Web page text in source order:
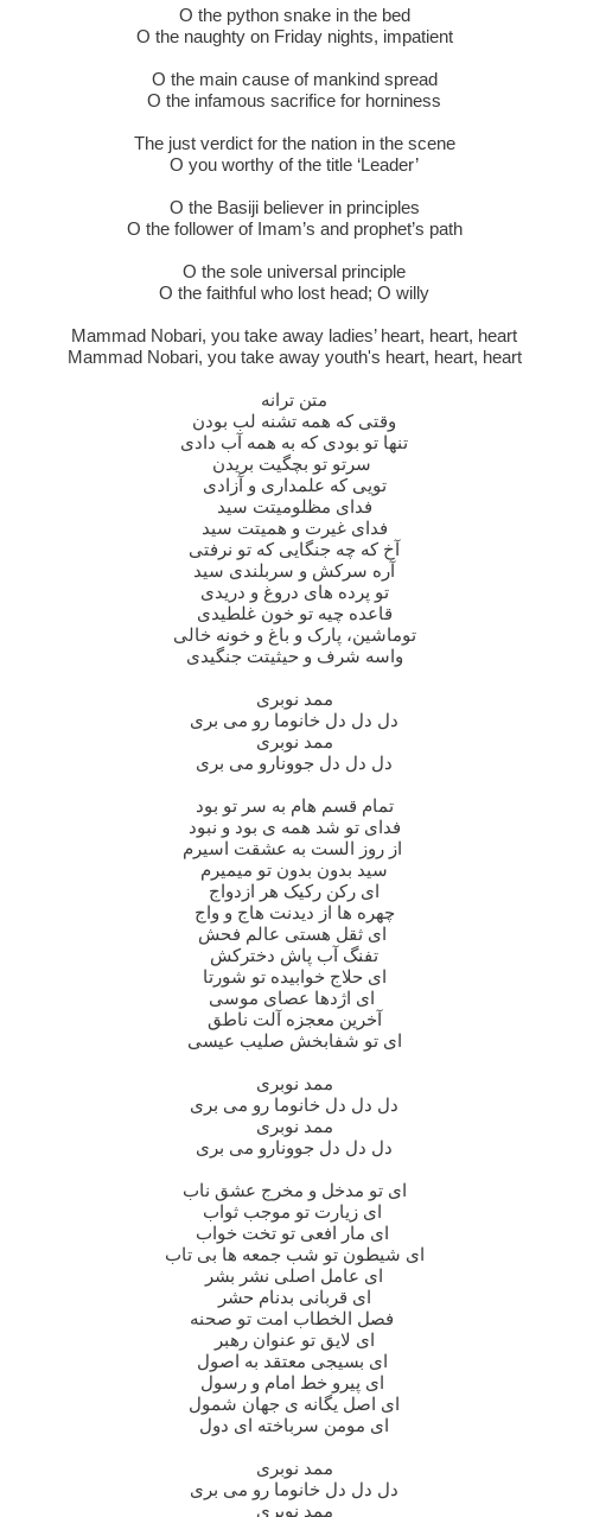
O the python snake in the bed
O the naughty on Friday nights, impatient
O the main cause of mankind spread
O the infamous sacrifice for horniness
The just verdict for the nation in the scene
O you worthy of the title ‘Leader’
O the Basiji believer in principles
O the follower of Imam’s and prophet’s path
O the sole universal principle
O the faithful who lost head; O willy
Mammad Nobari, you take away ladies’ heart, heart, heart
Mammad Nobari, you take away youth's heart, heart, heart
متن ترانه
وقتی که همه تشنه لب بودن
تنها تو بودی که به همه آب دادی
تویی که علمداری و آزادی
فدای مظلومیتت سید
فدای غیرت و همیتت سید
آخ که چه جنگایی که تو نرفتی
آره سرکش و سربلندی سید
تو پرده های دروغ و دریدی
قاعده چیه تو خون غلطیدی
توماشین، پارک و باغ و خونه خالی
واسه شرف و حیثیتت جنگیدی
ممد نوبری
دل دل دل خانوما رو می بری
ممد نوبری
دل دل دل جوونارو می بری
تمام قسم هام به سر تو بود
فدای تو شد همه ی بود و نبود
سید بدون بدون تو میمیرم
ای رکن رکیک هر ازدواج
چهره ها از دیدنت هاج و واج
تفنگ آب پاش دخترکش
ای حلاج خوابیده تو شورتا
آخرین معجزه آلت ناطق
ای تو شفابخش صلیب عیسی
ممد نوبری
دل دل دل خانوما رو می بری
ممد نوبری
دل دل دل جوونارو می بری
ای تو مدخل و مخرج عشق ناب
ای شیطون تو شب جمعه ها بی تاب
ای عامل اصلی نشر بشر
ای قربانی بدنام حشر
ای لایق تو عنوان رهبر
ای اصل یگانه ی جهان شمول
ای مومن سرباخته ای دول
ممد نوبری
دل دل دل خانوما رو می بری
ممد نوبری